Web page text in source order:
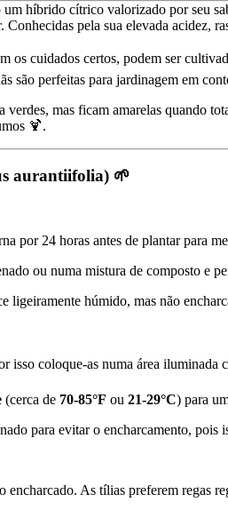
um híbrido cítrico valorizado por seu
pela sua elevada acidez,
os cuidados certos, podem ser
são perfeitas para jardinagem em
mas ficam amarelas quando
🍹.
aurantiifolia) 🌱
por 24 horas antes de plantar para
ou numa mistura de composto e
ligeiramente húmido, mas não
isso coloque-as numa área iluminada
(cerca de 70-85°F ou 21-29°C) para
para evitar o encharcamento, pois
encharcado. As tílias preferem regas